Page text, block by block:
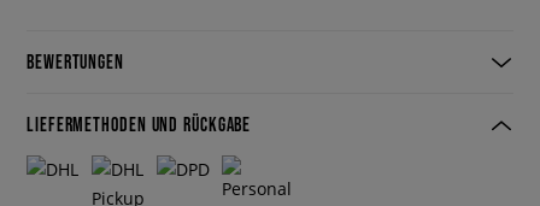
BEWERTUNGEN
LIEFERMETHODEN UND RÜCKGABE